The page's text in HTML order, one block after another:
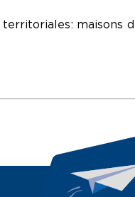
: maisons